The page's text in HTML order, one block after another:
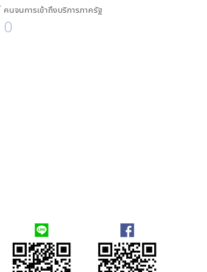
คนจนการเข้าถึงบริการภาครัฐ
0